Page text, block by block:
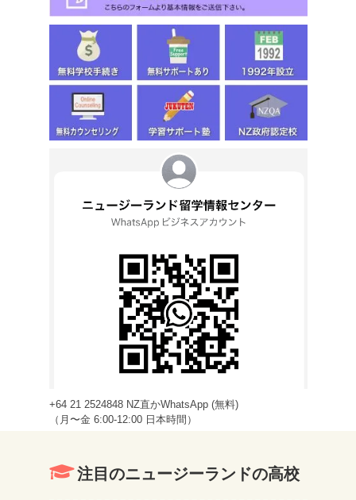
+64 21 2524848 NZ直かWhatsApp (無料)
（月〜金 6:00-12:00 日本時間）
注目のニュージーランドの高校